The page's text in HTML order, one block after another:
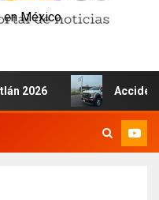
en México
Accidente